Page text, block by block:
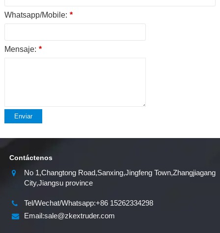
Whatsapp/Mobile: *
Mensaje: *
Enviar
Contáctenos
No 1,Changtong Road,Sanxing,Jingfeng Town,Zhangjiagang
City,Jiangsu province
Tel/Wechat/Whatsapp:+86 15262334298
Email:sale@zkextruder.com